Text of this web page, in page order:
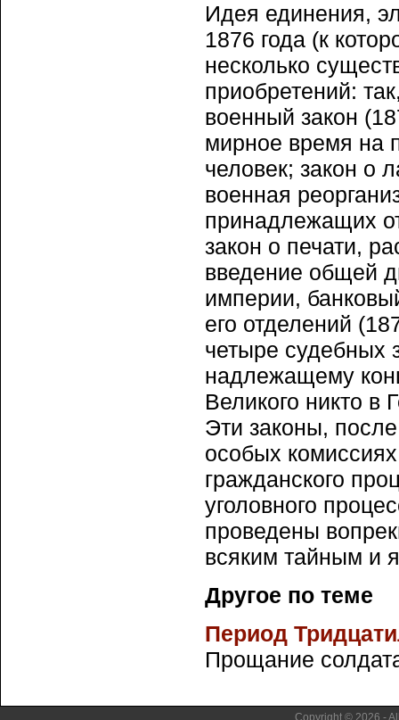
Идея единения,
1876 года (к
несколько
приобретений:
военный закон
мирное время на
человек; закон о
военная
принадлежащих
закон о печати,
введение общей
империи,
его отделений
четыре судебных
надлежащему
Великого никто в
Эти законы,
особых
гражданского
уголовного
проведены
всяким тайным и
Другое по теме
Период
Прощание
Copyright © 2026 -